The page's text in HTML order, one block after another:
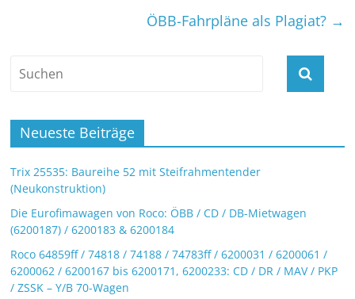
ÖBB-Fahrpläne als Plagiat? →
Neueste Beiträge
Trix 25535: Baureihe 52 mit Steifrahmentender
(Neukonstruktion)
Die Eurofimawagen von Roco: ÖBB / CD / DB-Mietwagen
(6200187) / 6200183 & 6200184
Roco 64859ff / 74818 / 74188 / 74783ff / 6200031 / 6200061 /
6200062 / 6200167 bis 6200171, 6200233: CD / DR / MAV / PKP
/ ZSSK – Y/B 70-Wagen